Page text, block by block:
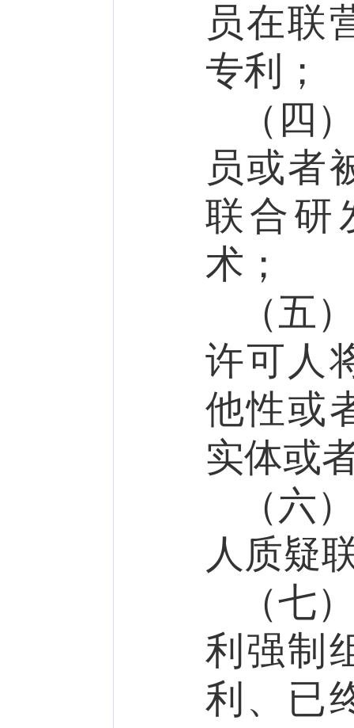
员在联
专利；
（四
员或者
联合研
术；
（五
许可人
他性或
实体或
（六
人质疑
（七
利强制
利 、 已